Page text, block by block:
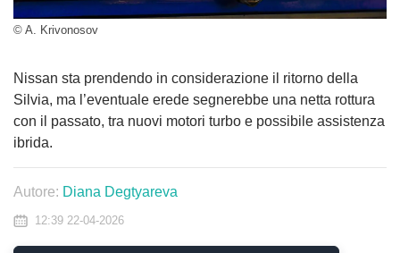
© A. Krivonosov
Nissan sta prendendo in considerazione il ritorno della
Silvia, ma l’eventuale erede segnerebbe una netta rottura
con il passato, tra nuovi motori turbo e possibile assistenza
ibrida.
Autore: Diana Degtyareva
12:39 22-04-2026